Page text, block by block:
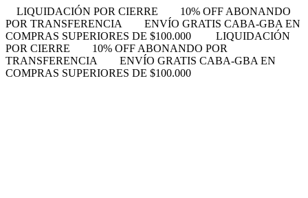
LIQUIDACIÓN POR CIERRE
10% OFF ABONANDO
POR TRANSFERENCIA
ENVÍO GRATIS CABA-GBA EN
COMPRAS SUPERIORES DE $100.000
LIQUIDACIÓN
POR CIERRE
10% OFF ABONANDO POR
TRANSFERENCIA
ENVÍO GRATIS CABA-GBA EN
COMPRAS SUPERIORES DE $100.000